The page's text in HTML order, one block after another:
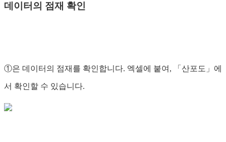
데이터의 점재 확인
①은 데이터의 점재를 확인합니다. 엑셀에 붙여, 「산포도」에
서 확인할 수 있습니다.